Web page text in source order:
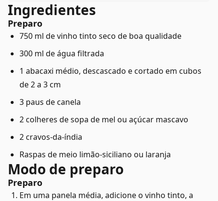
Ingredientes
Preparo
750 ml de vinho tinto seco de boa qualidade
300 ml de água filtrada
1 abacaxi médio, descascado e cortado em cubos
de 2 a 3 cm
3 paus de canela
2 colheres de sopa de mel ou açúcar mascavo
2 cravos-da-índia
Raspas de meio limão-siciliano ou laranja
Modo de preparo
Preparo
Em uma panela média, adicione o vinho tinto, a